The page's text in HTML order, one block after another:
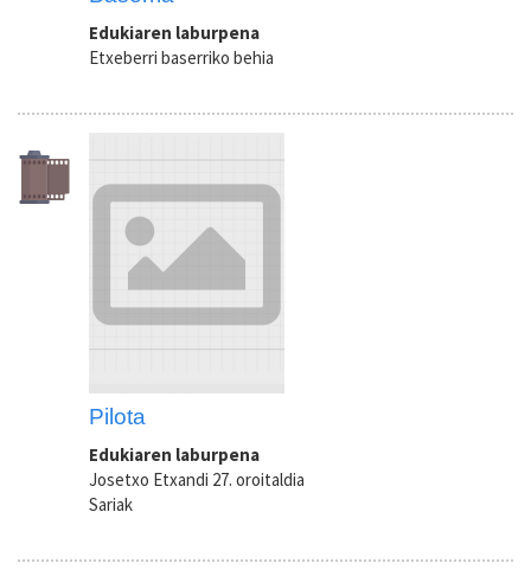
Edukiaren laburpena
Etxeberri baserriko behia
Pilota
Edukiaren laburpena
Josetxo Etxandi 27. oroitaldia
Sariak